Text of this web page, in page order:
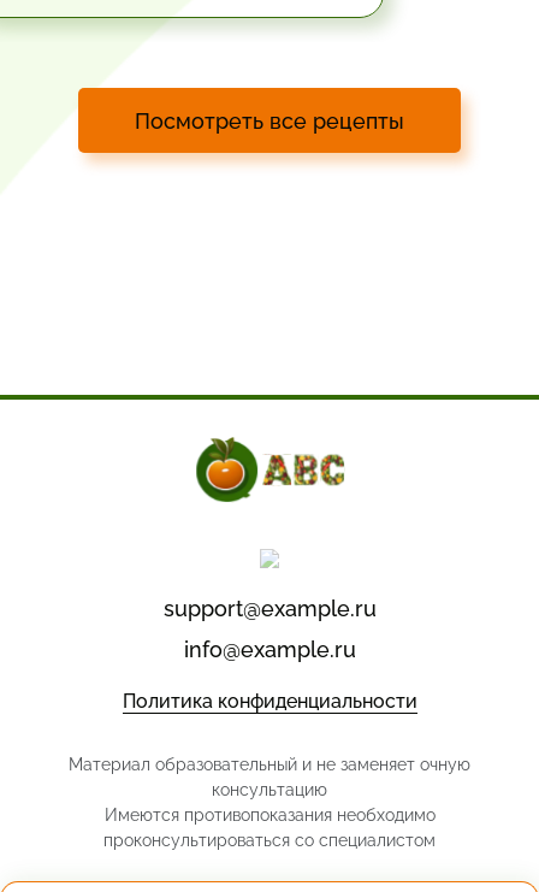
Посмотреть все рецепты
support@example.ru
info@example.ru
Политика конфиденциальности
Материал образовательный и не заменяет очную
консультацию
Имеются противопоказания необходимо
проконсультироваться со специалистом